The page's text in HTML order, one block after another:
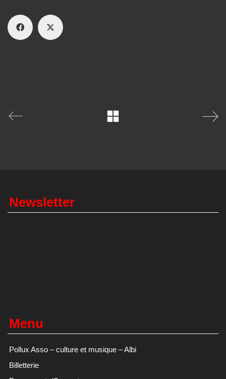
Newsletter
Menu
Pollux Asso – culture et musique – Albi
Billetterie